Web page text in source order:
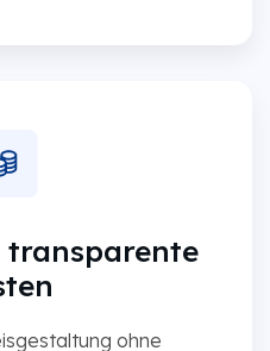
ohne